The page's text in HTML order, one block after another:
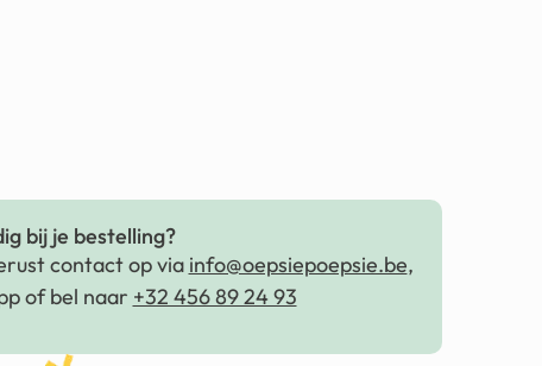
bij je bestelling?
contact op via info@oepsiepoepsie.be,
of bel naar +32 456 89 24 93